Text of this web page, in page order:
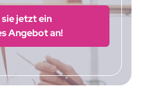
jetzt ein
Angebot an!